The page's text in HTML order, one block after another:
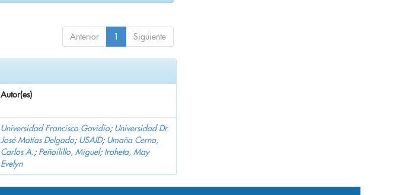
Anterior 1 Siguiente
Autor(es)
Universidad Francisco Gavidia; Universidad Dr.
José Matías Delgado; USAID; Umaña Cerna,
Carlos A.; Peñailillo, Miguel; Iraheta, May
Evelyn